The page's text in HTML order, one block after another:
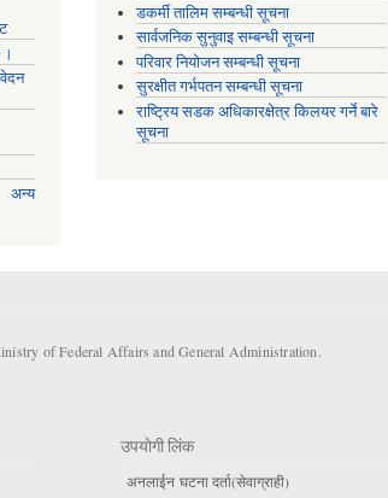
अन्य
डकर्मी तालिम सम्बन्धी सूचना
सार्वजनिक सुनुवाइ सम्बन्धी सूचना
परिवार नियोजन सम्बन्धी सूचना
सुरक्षीत गर्भपतन सम्बन्धी सूचना
राष्ट्रिय सडक अधिकारक्षेत्र किलयर गर्ने बारे
सूचना
of Federal Affairs and General Administration.
उपयाेगी लिंक
अनलाईन घटना दर्ता(सेवाग्राही)